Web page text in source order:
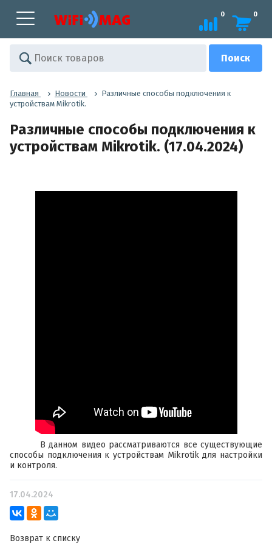
0 0
Главная Новости
Различные способы подключения к
устройствам Mikrotik.
Различные способы подключения к
устройствам Mikrotik. (17.04.2024)
В данном видео рассматриваются все существующие
способы подключения к устройствам Mikrotik для настройки
и контроля.
17.04.2024
Возврат к списку